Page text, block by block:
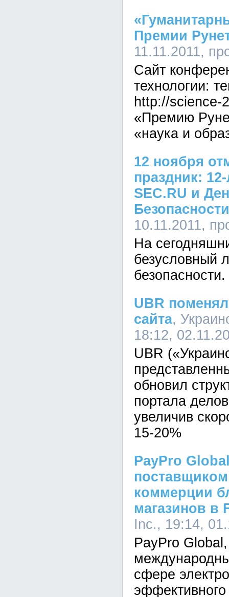
Премии
11.11.2011,
Сайт
технологии:
http://science-
«Премию
«наука и
12 ноября
праздник:
SEC.RU и
10.11.2011,
На
безусловный
безопасности.
UBR
сайта,
18:12,
UBR
обновил
портала
увеличив
15-20%
PayPro
коммерции
магазинов в
Inc., 19:14,
PayPro
сфере